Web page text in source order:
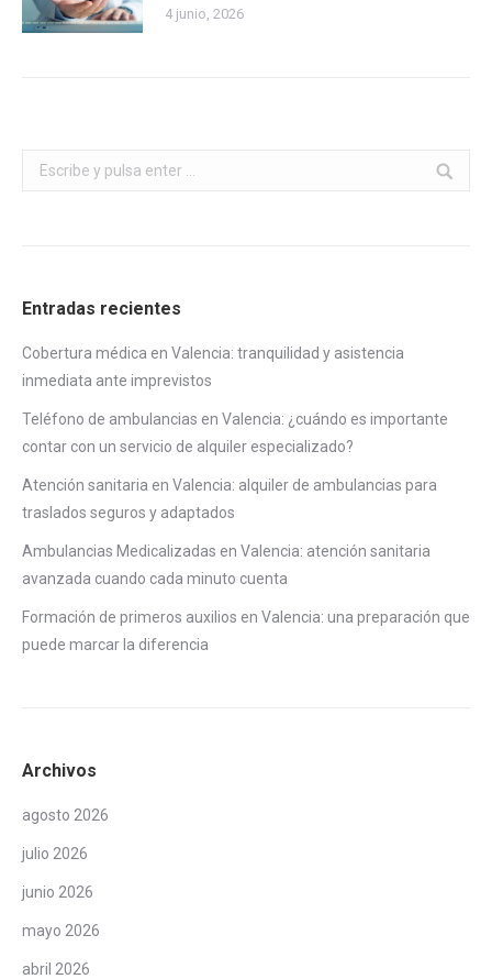
4 junio, 2026
Buscar:
Entradas recientes
Cobertura médica en Valencia: tranquilidad y asistencia
inmediata ante imprevistos
Teléfono de ambulancias en Valencia: ¿cuándo es importante
contar con un servicio de alquiler especializado?
Atención sanitaria en Valencia: alquiler de ambulancias para
traslados seguros y adaptados
Ambulancias Medicalizadas en Valencia: atención sanitaria
avanzada cuando cada minuto cuenta
Formación de primeros auxilios en Valencia: una preparación que
puede marcar la diferencia
Archivos
agosto 2026
julio 2026
junio 2026
mayo 2026
abril 2026